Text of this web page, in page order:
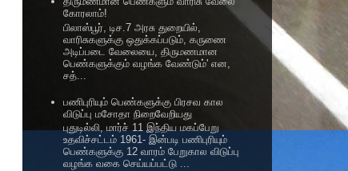
கோரலாம்!
பிலாஸ்பூர், டிச.7 அரசு துறையில்,
வாரிசுகளுக்கு ஒதுக்கப்படும், கருணை
அடிப்படை வேலையை, திருமணமான
பெண்களுக்கும் வழங்க வேண்டும்' என,
சத்...
பணிபுரியும் பெண்களுக்கு பிரசவ கால
விடுப்பு மசோதா நிறைவேறியது
புதுடில்லி, மார்ச் 11 இந்திய மகப்பேறு
உதவிச்சட்டம் 1961- இன்படி பணிபுரியும்
பெண்களுக்கு 12 வாரம் பேறுகால விடுப்பு
வழங்க வகை செய்யப்பட்டு ...